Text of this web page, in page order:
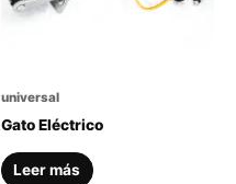
universal
Gato Eléctrico
Leer más